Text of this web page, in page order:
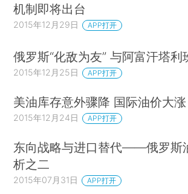
机制即将出台
2015年12月29日 APP打开
俄罗斯“化敌为友” 与阿富汗塔利
2015年12月25日 APP打开
美油库存意外骤降 国际油价大涨
2015年12月24日 APP打开
东向战略与进口替代——俄罗斯
析之二
2015年07月31日 APP打开